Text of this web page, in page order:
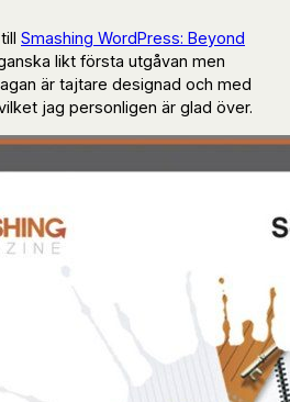
Smashing WordPress: Beyond
likt första utgåvan men
är tajtare designad och med
jag personligen är glad över.